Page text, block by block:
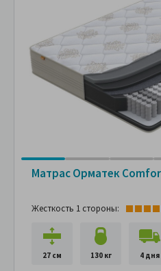
Матрас Орматек
Жесткость 1 стороны:
27 см 130 кг 4 дня